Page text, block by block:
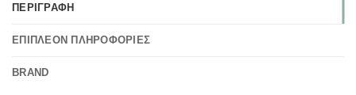
ΠΕΡΙΓΡΑΦΉ
ΕΠΙΠΛΈΟΝ ΠΛΗΡΟΦΟΡΊΕΣ
BRAND